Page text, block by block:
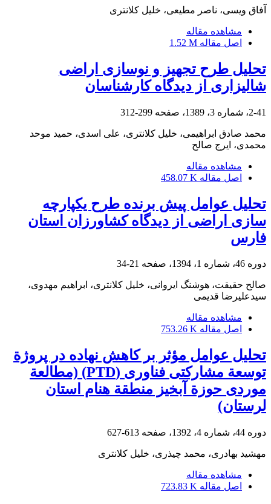
آفاق ویسی، ناصر مطیعی، خلیل کلانتری
مشاهده مقاله
اصل مقاله 1.52 M
تحلیل طرح تجهیز و نوسازی اراضی
شالیزاری از دیدگاه کارشناسان
2-41، شماره 3، 1389، صفحه 299-312
محمد صادق ابراهیمی، خلیل کلانتری، علی اسدی، حمید موحد
محمدی، ایرج صالح
مشاهده مقاله
اصل مقاله 458.07 K
تحلیل عوامل پیش ‏برنده طرح یکپارچه‏
سازی اراضی از دیدگاه کشاورزان استان
فارس
دوره 46، شماره 1، 1394، صفحه 21-34
صالح حقیقت، هوشنگ ایروانی، خلیل کلانتری، ابراهیم مهدوی،
سیدعلیرضا قدیمی
مشاهده مقاله
اصل مقاله 753.26 K
تحلیل عوامل مؤثر بر کاهش نهاده در پروژة
توسعة مشارکتی فناوری (PTD) (مطالعة
موردی حوزة آبخیز منطقة هنام استان
لرستان)
دوره 44، شماره 4، 1392، صفحه 613-627
مهشید بهادری، محمد چیذری، خلیل کلانتری
مشاهده مقاله
اصل مقاله 723.83 K